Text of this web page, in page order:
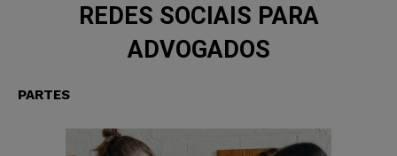
REDES SOCIAIS PARA
ADVOGADOS
PARTES